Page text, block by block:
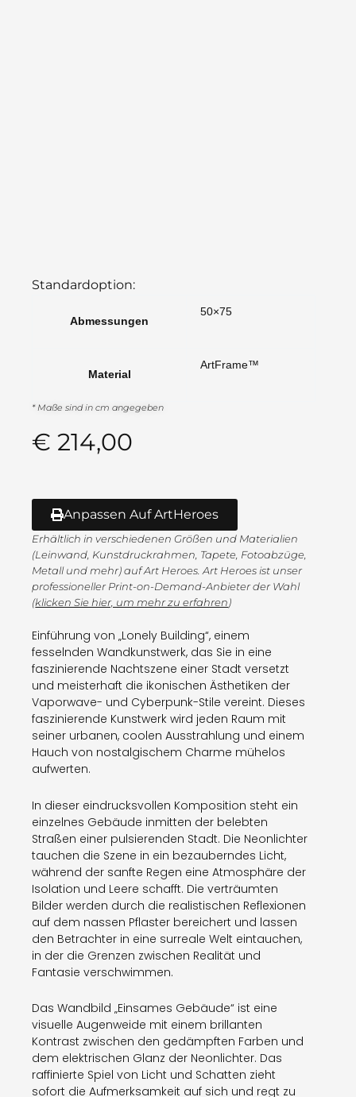
Standardoption:
Abmessungen
50×75
Material
ArtFrame™
* Maße sind in cm angegeben
€ 214,00
Anpassen Auf ArtHeroes
Erhältlich in verschiedenen Größen und Materialien
(Leinwand, Kunstdruckrahmen, Tapete, Fotoabzüge,
Metall und mehr) auf Art Heroes. Art Heroes ist unser
professioneller Print-on-Demand-Anbieter der Wahl
(klicken Sie hier, um mehr zu erfahren)
Einführung von „Lonely Building“, einem
fesselnden Wandkunstwerk, das Sie in eine
faszinierende Nachtszene einer Stadt versetzt
und meisterhaft die ikonischen Ästhetiken der
Vaporwave- und Cyberpunk-Stile vereint. Dieses
faszinierende Kunstwerk wird jeden Raum mit
seiner urbanen, coolen Ausstrahlung und einem
Hauch von nostalgischem Charme mühelos
aufwerten.
In dieser eindrucksvollen Komposition steht ein
einzelnes Gebäude inmitten der belebten
Straßen einer pulsierenden Stadt. Die Neonlichter
tauchen die Szene in ein bezauberndes Licht,
während der sanfte Regen eine Atmosphäre der
Isolation und Leere schafft. Die verträumten
Bilder werden durch die realistischen Reflexionen
auf dem nassen Pflaster bereichert und lassen
den Betrachter in eine surreale Welt eintauchen,
in der die Grenzen zwischen Realität und
Fantasie verschwimmen.
Das Wandbild „Einsames Gebäude“ ist eine
visuelle Augenweide mit einem brillanten
Kontrast zwischen den gedämpften Farben und
dem elektrischen Glanz der Neonlichter. Das
raffinierte Spiel von Licht und Schatten zieht
sofort die Aufmerksamkeit auf sich und regt zu